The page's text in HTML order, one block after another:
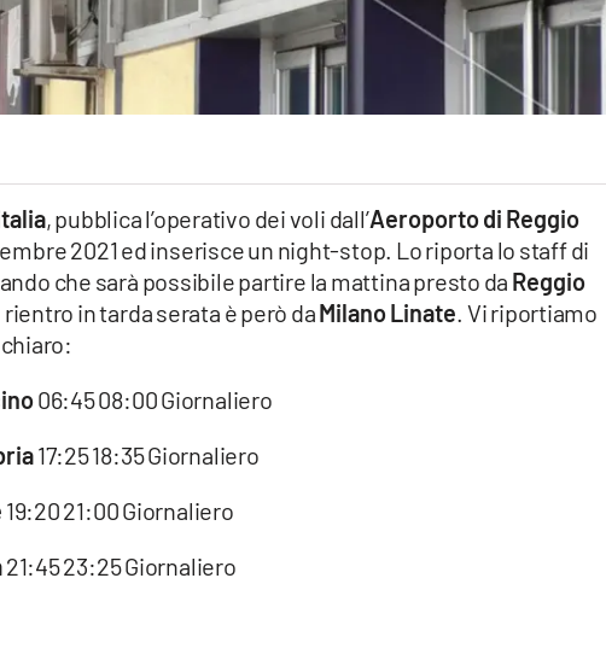
, pubblica l’operativo dei voli dall’Aeroporto di Reggio
2021 ed inserisce un night-stop. Lo riporta lo staff di
che sarà possibile partire la mattina presto da Reggio
rientro in tarda serata è però daMilano Linate. Vi riportiamo
06:45 08:00 Giornaliero
17:25 18:35 Giornaliero
19:20 21:00 Giornaliero
21:45 23:25 Giornaliero